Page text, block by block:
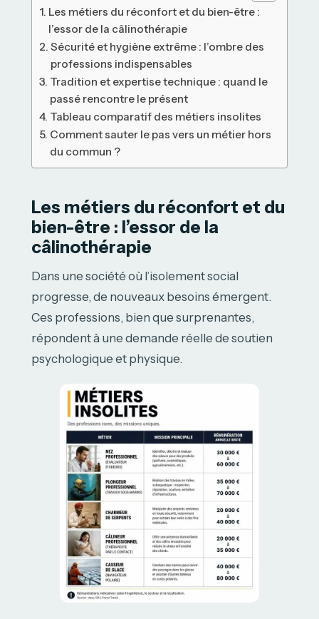
Les métiers du réconfort et du bien-être :
l’essor de la câlinothérapie
Sécurité et hygiène extrême : l’ombre des
professions indispensables
Tradition et expertise technique : quand le
passé rencontre le présent
Tableau comparatif des métiers insolites
Comment sauter le pas vers un métier hors
du commun ?
Les métiers du réconfort et du
bien-être : l’essor de la
câlinothérapie
Dans une société où l’isolement social
progresse, de nouveaux besoins émergent.
Ces professions, bien que surprenantes,
répondent à une demande réelle de soutien
psychologique et physique.